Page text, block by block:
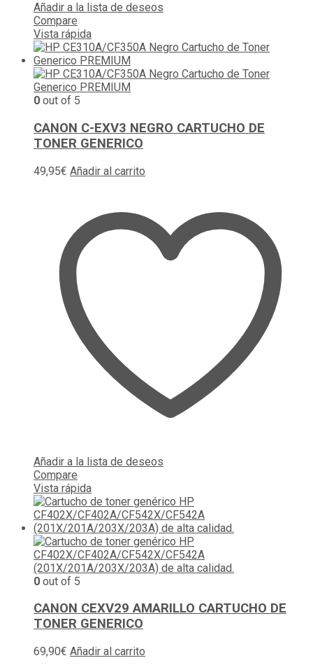
Añadir a la lista de deseos
Compare
Vista rápida
0 out of 5
CANON C-EXV3 NEGRO CARTUCHO DE
TONER GENERICO
49,95€ Añadir al carrito
Añadir a la lista de deseos
Compare
Vista rápida
0 out of 5
CANON CEXV29 AMARILLO CARTUCHO DE
TONER GENERICO
69,90€ Añadir al carrito